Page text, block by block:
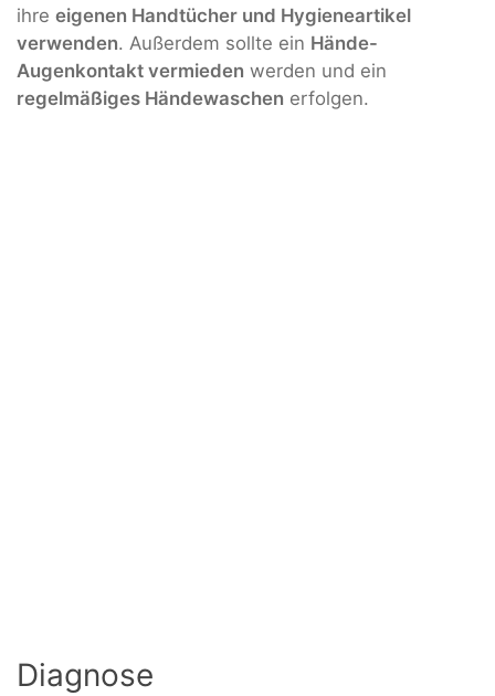
ihre eigenen Handtücher und Hygieneartikel
verwenden. Außerdem sollte ein Hände-
Augenkontakt vermieden werden und ein
regelmäßiges Händewaschen erfolgen.
Diagnose